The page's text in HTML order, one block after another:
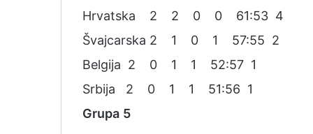
Hrvat­ska 2 2 0 0 61:53 4
Švaj­car­ska 2 1 0 1 57:55 2
Bel­gi­ja 2 0 1 1 52:57 1
Srbi­ja 2 0 1 1 51:56 1
Grupa 5